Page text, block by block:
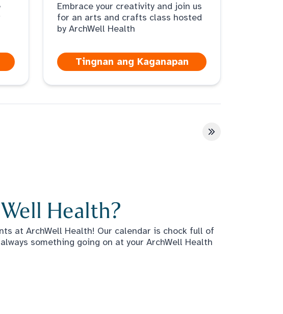
Embrace your creativity and join us
for an arts and crafts class hosted
by ArchWell Health
Tingnan ang Kaganapan
na pahina Huling pahina
Health?
at ArchWell Health! Our calendar is chock full of
something going on at your ArchWell Health